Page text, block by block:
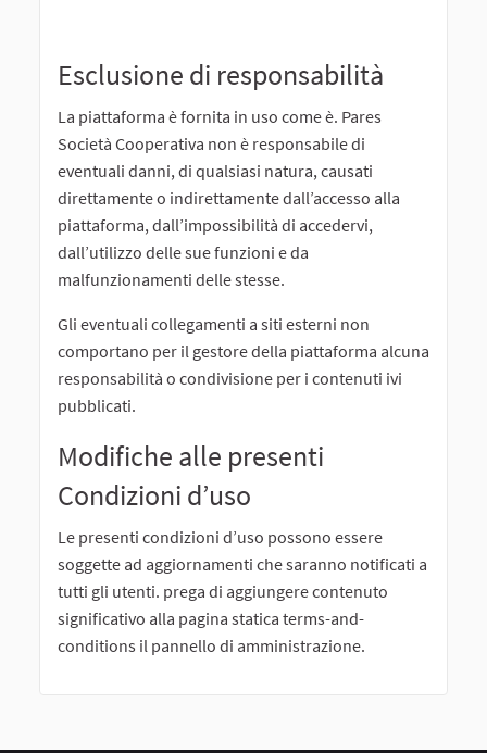
Esclusione di responsabilità
La piattaforma è fornita in uso come è. Pares
Società Cooperativa non è responsabile di
eventuali danni, di qualsiasi natura, causati
direttamente o indirettamente dall’accesso alla
piattaforma, dall’impossibilità di accedervi,
dall’utilizzo delle sue funzioni e da
malfunzionamenti delle stesse.
Gli eventuali collegamenti a siti esterni non
comportano per il gestore della piattaforma alcuna
responsabilità o condivisione per i contenuti ivi
pubblicati.
Modifiche alle presenti
Condizioni d’uso
Le presenti condizioni d’uso possono essere
soggette ad aggiornamenti che saranno notificati a
tutti gli utenti. prega di aggiungere contenuto
significativo alla pagina statica terms-and-
conditions il pannello di amministrazione.